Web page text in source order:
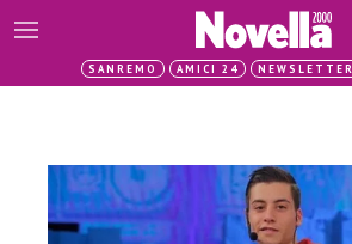
SANREMO AMICI 24 NEWSLETTER